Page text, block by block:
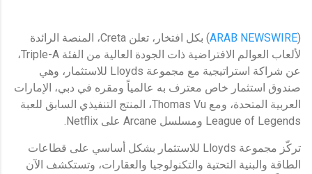
(
ARAB NEWSWIRE
) بكل افتخار، تعلن Creta، المنصة الرائدة
لألعاب العوالم الافتراضية ذات الجودة العالية من الفئة Triple-A،
عن شراكة استراتيجية مع مجموعة Lloyds للاستثمار، وهي
صندوق استثمار خاص معترف به عالمياً ومقره في دبي، الإمارات
العربية المتحدة، ومع Thomas Vu، المنتج التنفيذي السابق للعبة
League of Legends ومسلسل Arcane على Netflix.
تركّز مجموعة Lloyds للاستثمار بشكل أساسي على قطاعات
الطاقة والبنية التحتية والتكنولوجيا والعقارات، وتستكشف الآن